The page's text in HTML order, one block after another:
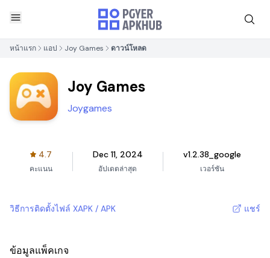
หน้าแรก แอป Joy Games ดาวน์โหลด
Joy Games
Joygames
4.7
คะแนน
Dec 11, 2024
อัปเดตล่าสุด
v1.2.38_google
เวอร์ชัน
วิธีการติดตั้งไฟล์ XAPK / APK แชร์
ข้อมูลแพ็คเกจ